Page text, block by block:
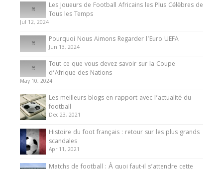
Les Joueurs de Football Africains les Plus Célèbres de
Tous les Temps
Jul 12, 2024
Pourquoi Nous Aimons Regarder l’Euro UEFA
Jun 13, 2024
Tout ce que vous devez savoir sur la Coupe
d’Afrique des Nations
May 10, 2024
Les meilleurs blogs en rapport avec l’actualité du
football
Dec 23, 2021
Histoire du foot français : retour sur les plus grands
scandales
Apr 11, 2021